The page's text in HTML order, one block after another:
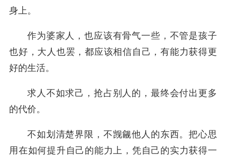
身上。
作为婆家人，也应该有骨气一些，不管是孩子
也好，大人也罢，都应该相信自己，有能力获得更
好的生活。
求人不如求己，抢占别人的，最终会付出更多
的代价。
不如划清楚界限，不觊觎他人的东西。把心思
用在如何提升自己的能力上，凭自己的实力获得一